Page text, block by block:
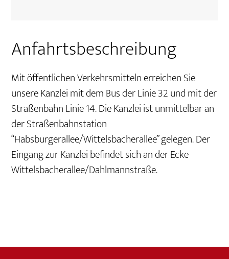
Anfahrtsbeschreibung
Mit öffentlichen Verkehrsmitteln erreichen Sie
unsere Kanzlei mit dem Bus der Linie 32 und mit der
Straßenbahn Linie 14. Die Kanzlei ist unmittelbar an
der Straßenbahnstation
“Habsburgerallee/Wittelsbacherallee” gelegen. Der
Eingang zur Kanzlei befindet sich an der Ecke
Wittelsbacherallee/Dahlmannstraße.